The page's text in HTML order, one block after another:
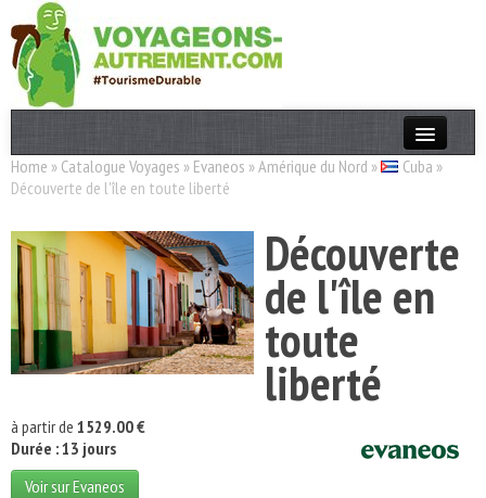
Actualités
Destinations
Acteurs
Thèmes
Home » Catalogue Voyages » Evaneos »Amérique du Nord » Cuba »
Découverte de l'île en toute liberté
Découverte
de l'île en
toute
liberté
à partir de 1529.00 €
Durée : 13 jours
Voir sur Evaneos